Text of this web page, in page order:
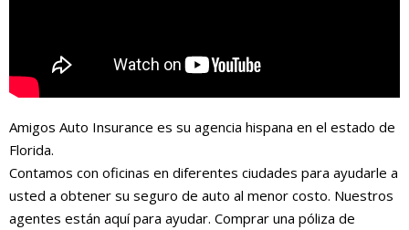
Amigos Auto Insurance es su agencia hispana en el estado de
Florida.
Contamos con oficinas en diferentes ciudades para ayudarle a
usted a obtener su seguro de auto al menor costo. Nuestros
agentes están aquí para ayudar. Comprar una póliza de